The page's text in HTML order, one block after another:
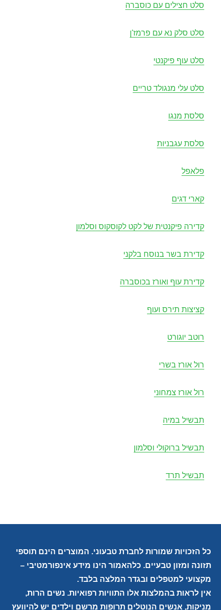
סלט חצילים עם כוסברה
סלט סלק נא עם פרמז'ן
סלט עוף פיקנטי
סלט עלי מנגולד טריים
סלסת מנגו
סלסת עגבניות
פלאפל
קארי דגים
קדירה פיקנטית של לקט לקוסקוס וסלמון
קדירת בשר בנוסח בלקני
קדירת עוף ואורז בכוסברה
קציצות תירס ועוף
רוטב יוגורט
רול אורז בשרי
רול אורז צמחוני
תבשיל במיה
תבשיל ברוקולי וסלמון
תבשיל תרד
כל הזכויות שמורות לחברת טבעוני. המוצרים הינם תוספי
תזונה ומזון טבעיים. כלהאמור הינו מידע אינפורמטיבי –
מקצועי למטפלים ובגדר המלצה בלבד.
אין לראות בהמלצות אלו התוויות רפואיות. נשים הרות,
מניקות, אנשים הנוטלים תרופות מרשם וילדים יש להיוועץ